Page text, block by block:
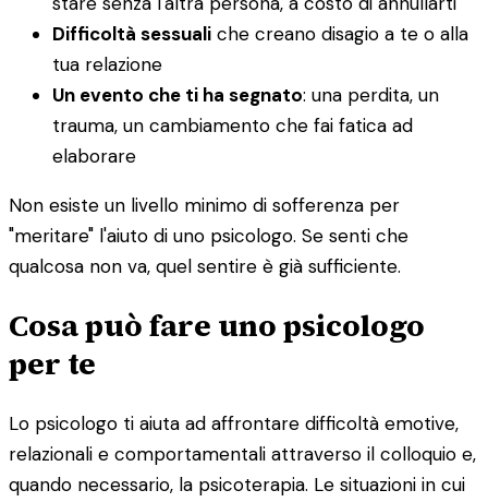
Difficoltà sessuali che creano disagio a te o alla
tua relazione
Un evento che ti ha segnato: una perdita, un
trauma, un cambiamento che fai fatica ad
elaborare
Non esiste un livello minimo di sofferenza per
"meritare" l'aiuto di uno psicologo. Se senti che
qualcosa non va, quel sentire è già sufficiente.
Cosa può fare uno psicologo
per te
Lo psicologo ti aiuta ad affrontare difficoltà emotive,
relazionali e comportamentali attraverso il colloquio e,
quando necessario, la psicoterapia. Le situazioni in cui